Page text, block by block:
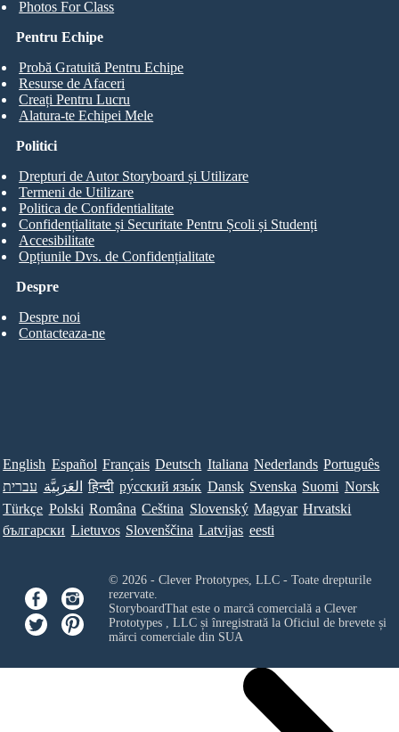
Photos For Class
Pentru Echipe
Probă Gratuită Pentru Echipe
Resurse de Afaceri
Creați Pentru Lucru
Alatura-te Echipei Mele
Despre
Despre noi
Contacteaza-ne
Politici
Drepturi de Autor Storyboard și Utilizare
Termeni de Utilizare
Politica de Confidentialitate
Confidențialitate și Securitate Pentru Școli și Studenți
Accesibilitate
Opțiunile Dvs. de Confidențialitate
English Español Français Deutsch Italiana Nederlands Português
עברית العَرَبِيَّة हिन्दी ру́сский язы́к Dansk Svenska Suomi Norsk
Türkçe Polski Româna Ceština Slovenský Magyar Hrvatski
български Lietuvos Slovenščina Latvijas eesti
© 2026 - Clever Prototypes, LLC - Toate drepturile
rezervate.
StoryboardThat este o marcă comercială a Clever
Prototypes , LLCși înregistrată la Oficiul de brevete și
mărci comerciale din SUA